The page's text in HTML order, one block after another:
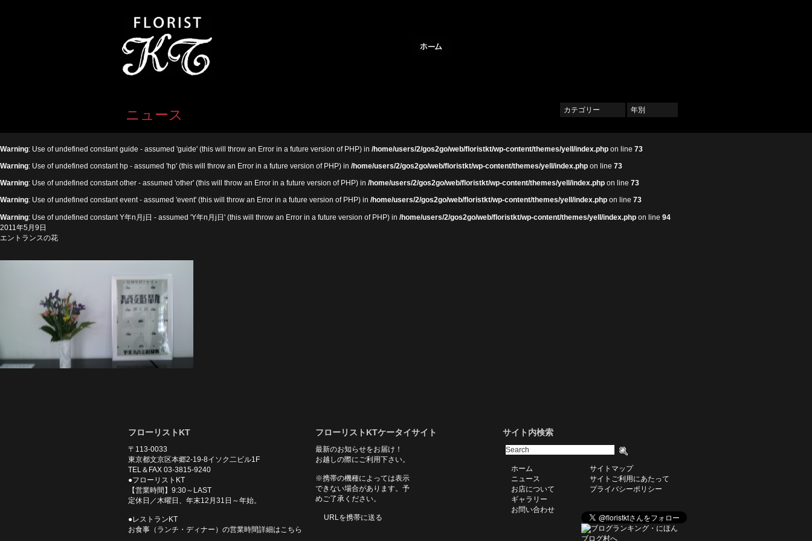
ニュース カテゴリー 年別
Warning: Use of undefined constant guide - assumed 'guide' (this will throw an Error in a future version of PHP) in /home/users/2/gos2go/web/floristkt/wp-content/themes/yell/index.php on line 73
Warning: Use of undefined constant hp - assumed 'hp' (this will throw an Error in a future version of PHP) in /home/users/2/gos2go/web/floristkt/wp-content/themes/yell/index.php on line 73
Warning: Use of undefined constant other - assumed 'other' (this will throw an Error in a future version of PHP) in /home/users/2/gos2go/web/floristkt/wp-content/themes/yell/index.php on line 73
Warning: Use of undefined constant event - assumed 'event' (this will throw an Error in a future version of PHP) in /home/users/2/gos2go/web/floristkt/wp-content/themes/yell/index.php on line 73
Warning: Use of undefined constant Y年n月j日 - assumed 'Y年n月j日' (this will throw an Error in a future version of PHP) in /home/users/2/gos2go/web/floristkt/wp-content/themes/yell/index.php on line 94
2011年5月9日
エントランスの花
フローリストKT
〒113-0033
東京都文京区本郷2-19-8イソク二ビル1F
TEL＆FAX 03-3815-9240
●フローリストKT
【営業時間】9:30～LAST
定休日／木曜日、年末12月31日～年始。
●レストランKT
お食事（ランチ・ディナー）の営業時間詳細はこちら
フローリストKTケータイサイト
最新のお知らせをお届け！
お越しの際にご利用下さい。
※携帯の機種によっては表示
できない場合があります。予
めご了承ください。
URLを携帯に送る
サイト内検索
ホーム
ニュース
お店について
ギャラリー
お問い合わせ
サイトマップ
サイトご利用にあたって
プライバシーポリシー